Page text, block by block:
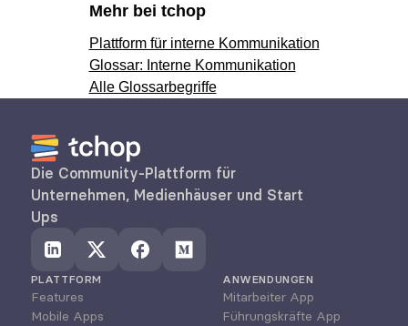
Mehr bei tchop
Plattform für interne Kommunikation
Glossar: Interne Kommunikation
Alle Glossarbegriffe
Die Community-Plattform für
Unternehmen, Medienhäuser und Start
Ups
PLATTFORM
Features
Mobile Apps
ANWENDUNGEN
Mitarbeiter App
Führungskräfte App